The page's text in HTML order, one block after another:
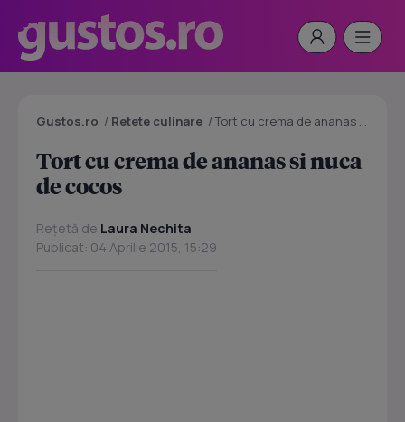
Gustos.ro / Retete culinare /Tort cu crema de ananas si nuca de cocos
Tort cu crema de ananas si nuca
de cocos
Rețetă de Laura Nechita
Publicat: 04 Aprilie 2015, 15:29